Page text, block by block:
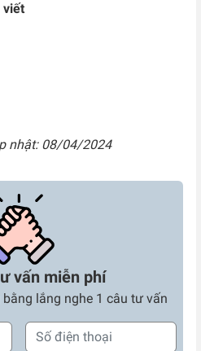
viết
nhật: 08/04/2024
vấn miễn phí
lắng nghe 1 câu tư vấn